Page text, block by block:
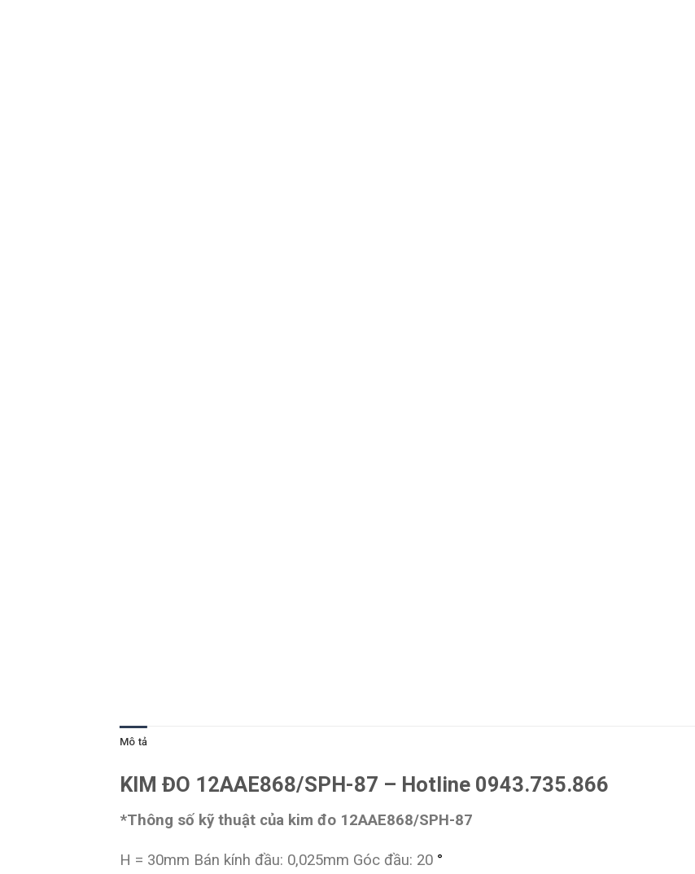
Mô tả
KIM ĐO 12AAE868/SPH-87 – Hotline 0943.735.866
*Thông số kỹ thuật của kim đo 12AAE868/SPH-87
H = 30mm Bán kính đầu: 0,025mm Góc đầu: 20 °